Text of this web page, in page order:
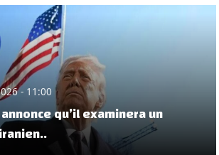
- 11:00
qu’il examinera un